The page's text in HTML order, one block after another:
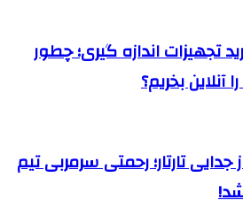
تجهیزات اندازه گیری؛ چطور
آنلاین بخریم؟
تارتار؛ رحمتی سرمربی تیم